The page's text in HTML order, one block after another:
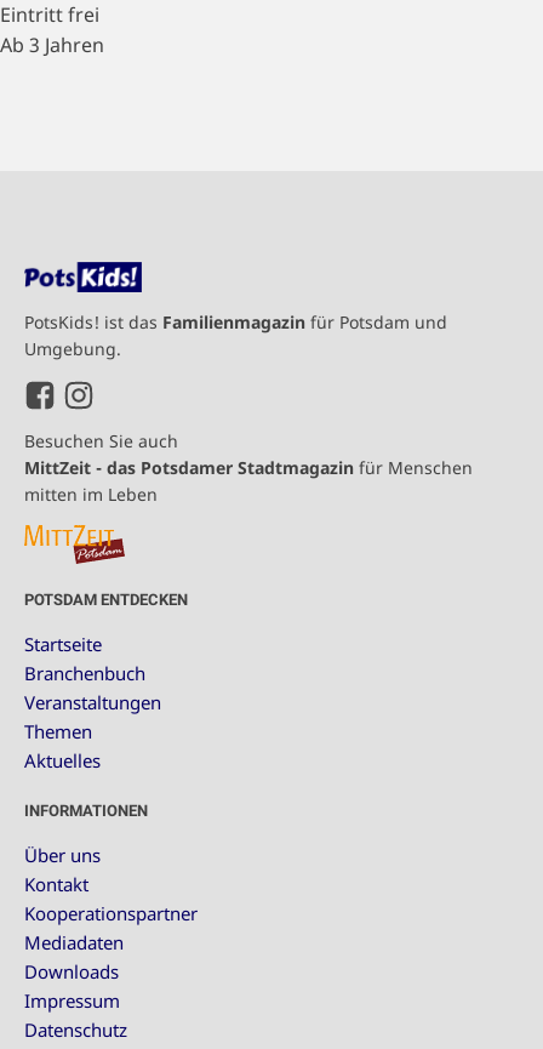
Eintritt frei
Ab 3 Jahren
PotsKids! ist das Familienmagazin für Potsdam und
Umgebung.
Besuchen Sie auch
MittZeit - das Potsdamer Stadtmagazin für Menschen
mitten im Leben
POTSDAM ENTDECKEN
Startseite
Branchenbuch
Veranstaltungen
Themen
Aktuelles
INFORMATIONEN
Über uns
Kontakt
Kooperationspartner
Mediadaten
Downloads
Impressum
Datenschutz